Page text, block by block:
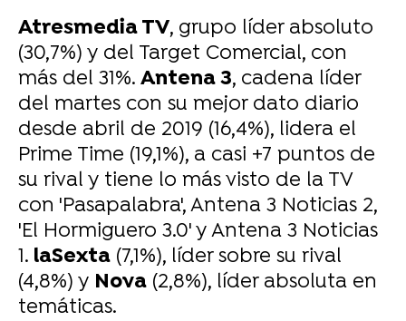
Atresmedia TV, grupo líder absoluto
(30,7%) y del Target Comercial, con
más del 31%. Antena 3, cadena líder
del martes con su mejor dato diario
desde abril de 2019 (16,4%), lidera el
Prime Time (19,1%), a casi +7 puntos de
su rival y tiene lo más visto de la TV
con 'Pasapalabra', Antena 3 Noticias 2,
'El Hormiguero 3.0' y Antena 3 Noticias
1. laSexta (7,1%), líder sobre su rival
(4,8%) y Nova (2,8%), líder absoluta en
temáticas.